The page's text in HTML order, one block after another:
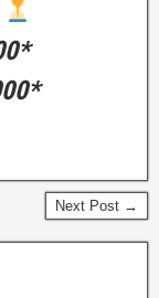
Next Post →